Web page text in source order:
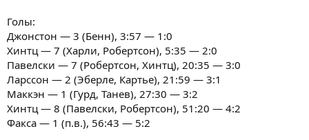
Голы:
Джонстон — 3 (Бенн), 3:57 — 1:0
Хинтц — 7 (Харли, Робертсон), 5:35 — 2:0
Павелски — 7 (Робертсон, Хинтц), 20:35 — 3:0
Ларссон — 2 (Эберле, Картье), 21:59 — 3:1
Маккэн — 1 (Гурд, Танев), 27:30 — 3:2
Хинтц — 8 (Павелски, Робертсон), 51:20 — 4:2
Факса — 1 (п.в.), 56:43 — 5:2